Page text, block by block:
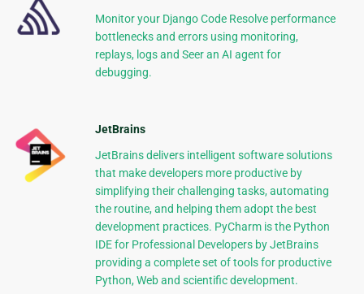
Monitor your Django Code Resolve performance
bottlenecks and errors using monitoring,
replays, logs and Seer an AI agent for
debugging.
JetBrains
JetBrains delivers intelligent software solutions
that make developers more productive by
simplifying their challenging tasks, automating
the routine, and helping them adopt the best
development practices. PyCharm is the Python
IDE for Professional Developers by JetBrains
providing a complete set of tools for productive
Python, Web and scientific development.